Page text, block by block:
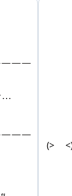
￣￣
…
￣￣
(>